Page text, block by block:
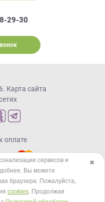
29-30
Карта сайта
оплате
✖
сервисов и
Вы можете
браузера. Пожалуйста,
cookies. Продолжая